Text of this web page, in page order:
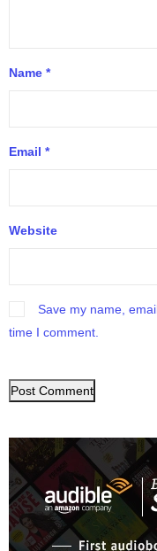
Name *
Email *
Website
Save my name,
time I comment.